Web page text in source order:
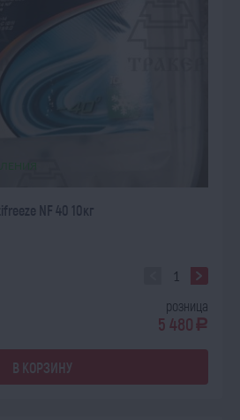
NF 40 10кг
розница
5 480 a
В КОРЗИНУ